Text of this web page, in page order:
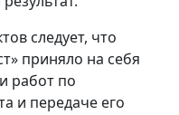
следует, что
приняло на себя
работ по
и передаче его